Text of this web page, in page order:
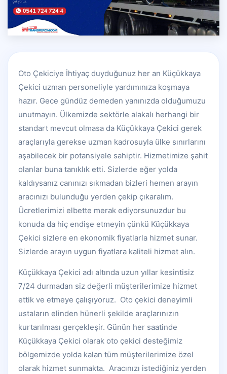
Oto Çekiciye İhtiyaç duyduğunuz her an Küçükkaya
Çekici uzman personeliyle yardımınıza koşmaya
hazır. Gece gündüz demeden yanınızda olduğumuzu
unutmayın. Ülkemizde sektörle alakalı herhangi bir
standart mevcut olmasa da Küçükkaya Çekici gerek
araçlarıyla gerekse uzman kadrosuyla ülke sınırlarını
aşabilecek bir potansiyele sahiptir. Hizmetimize şahit
olanlar buna tanıklık etti. Sizlerde eğer yolda
kaldıysanız canınızı sıkmadan bizleri hemen arayın
aracınızı bulunduğu yerden çekip çıkaralım.
Ücretlerimizi elbette merak ediyorsunuzdur bu
konuda da hiç endişe etmeyin çünkü Küçükkaya
Çekici sizlere en ekonomik fiyatlarla hizmet sunar.
Sizlerde arayın uygun fiyatlara kaliteli hizmet alın.
Küçükkaya Çekici adı altında uzun yıllar kesintisiz
7/24 durmadan siz değerli müşterilerimize hizmet
ettik ve etmeye çalışıyoruz. Oto çekici deneyimli
ustaların elinden hünerli şekilde araçlarınızın
kurtarılması gerçekleşir. Günün her saatinde
Küçükkaya Çekici olarak oto çekici desteğimiz
bölgemizde yolda kalan tüm müşterilerimize özel
olarak hizmet sunmakta. Aracınızı istediğiniz yerden